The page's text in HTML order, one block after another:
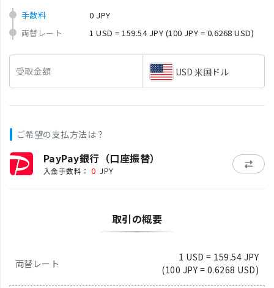
手数料
0 JPY
両替レート
1 USD = 159.54 JPY (100 JPY = 0.6268 USD)
受取金額 USD 米国ドル
ご希望の支払方法は？
PayPay銀行（口座振替）
入金手数料： 0 JPY
取引の概要
両替レート
1 USD = 159.54 JPY
(100 JPY = 0.6268 USD)